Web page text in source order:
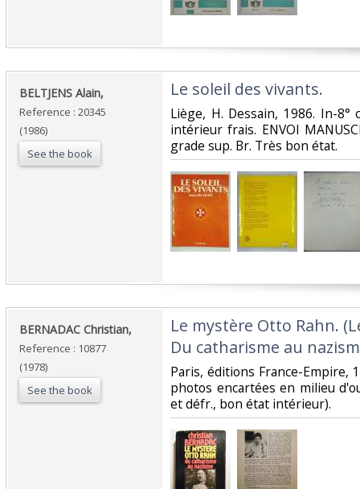
‎BELTJENS Alain,‎
Reference : 20345
(1986)
See the book
‎Le soleil des vivants.‎
‎Liège, H. Dessain, 1986. In-
intérieur frais. ENVOI
grade sup. Br. Très bon état.‎
‎BERNADAC Christian,‎
Reference : 10877
(1978)
See the book
‎Le mystère Otto Rahn.
Du catharisme au
‎Paris, éditions France-Empire,
photos encartées en milieu
et défr., bon état intérieur).‎